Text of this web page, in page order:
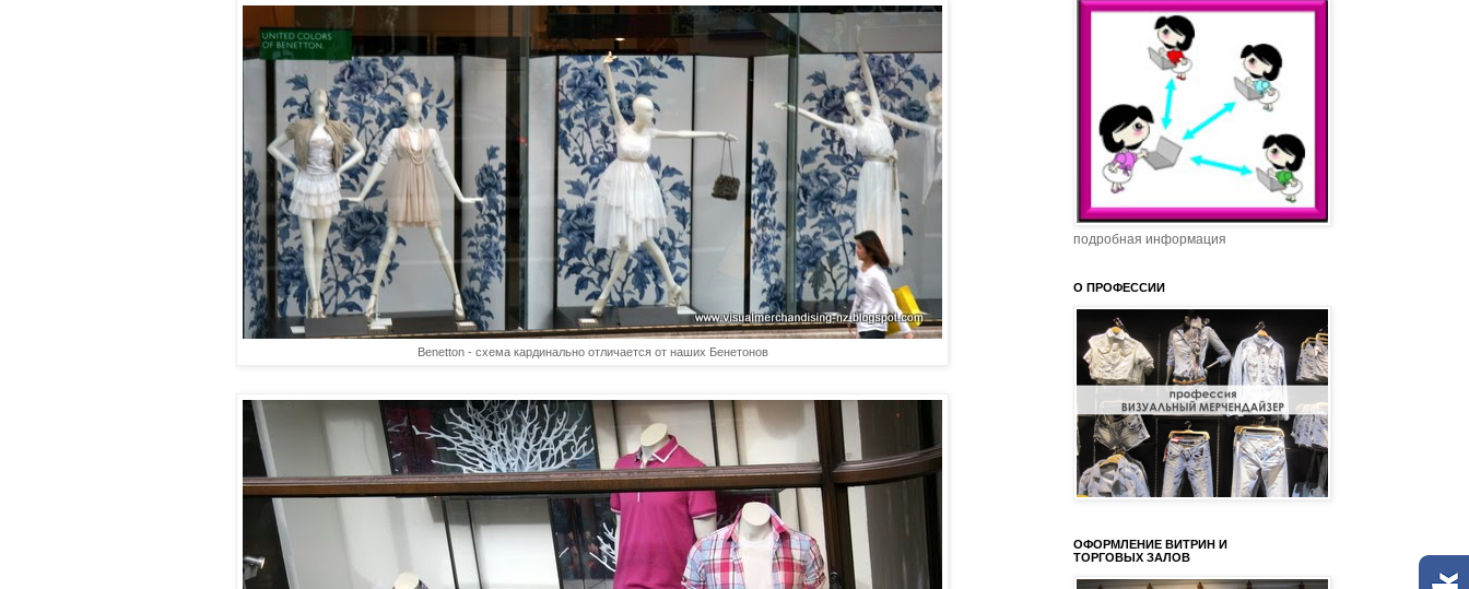
Benetton - схема кардинально отличается от наших Бенетонов
подробная информация
О ПРОФЕССИИ
ОФОРМЛЕНИЕ ВИТРИН И
ТОРГОВЫХ ЗАЛОВ